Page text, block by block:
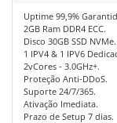
Uptime 99,9%
2GB Ram DDR4 ECC.
Disco 30GB SSD NVMe.
1 IPV4 & 1 IPV6
2vCores - 3.0GHz+.
Proteção Anti-DDoS.
Suporte 24/7/365.
Ativação Imediata.
Prazo de Setup 7 dias.